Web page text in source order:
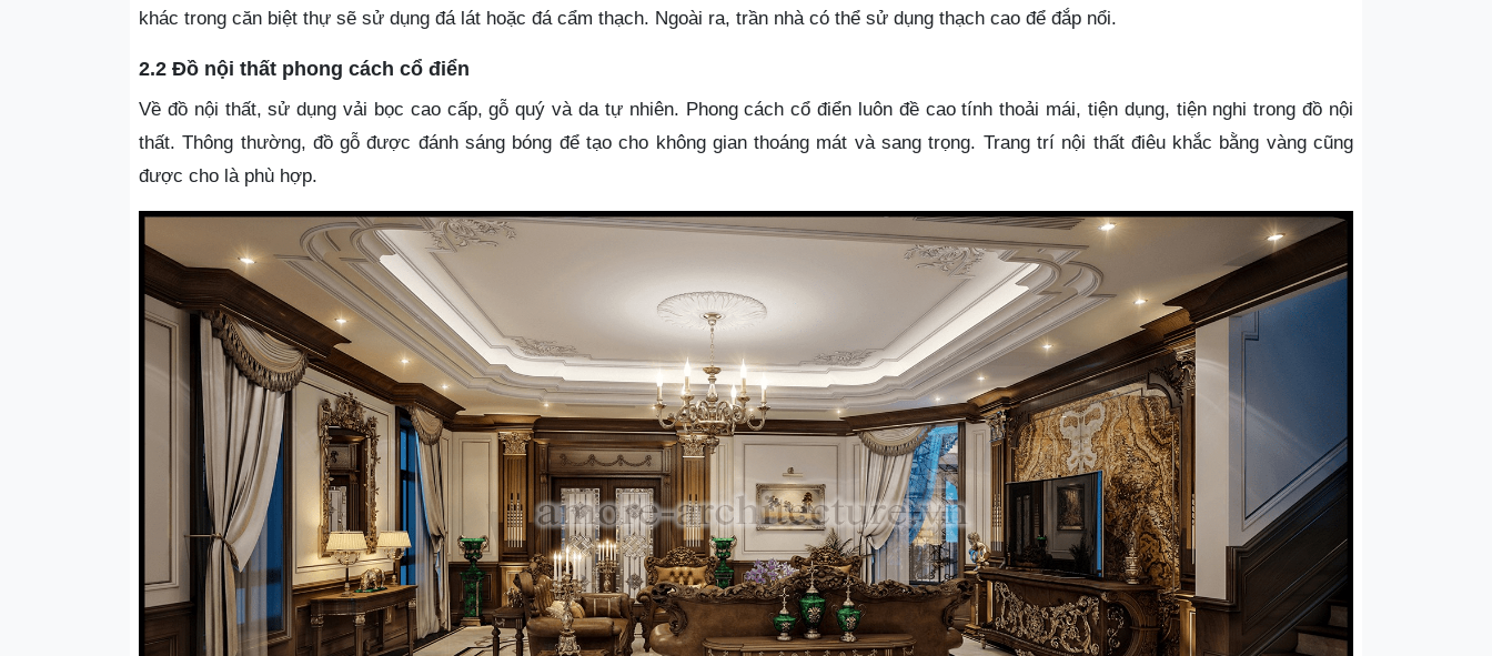
khác trong căn biệt thự sẽ sử dụng đá lát hoặc đá cẩm thạch. Ngoài ra, trần nhà có thể sử dụng thạch cao để đắp nổi.
2.2 Đồ nội thất phong cách cổ điển
Về đồ nội thất, sử dụng vải bọc cao cấp, gỗ quý và da tự nhiên. Phong cách cổ điển luôn đề cao tính thoải mái, tiện dụng, tiện nghi trong đồ nội
thất. Thông thường, đồ gỗ được đánh sáng bóng để tạo cho không gian thoáng mát và sang trọng. Trang trí nội thất điêu khắc bằng vàng cũng
được cho là phù hợp.